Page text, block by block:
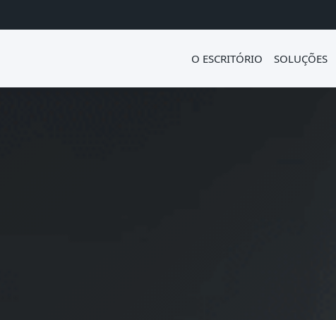
O ESCRITÓRIO SOLUÇÕES